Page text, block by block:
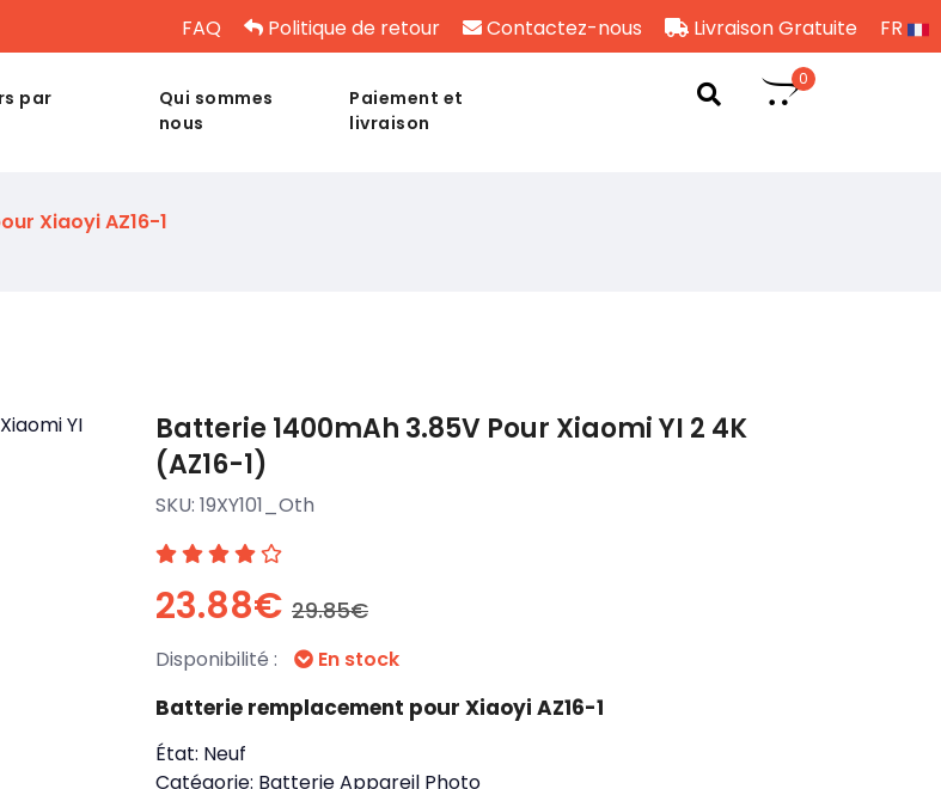
FAQ Politique de retour Contactez-nous Livraison Gratuite FR
par
Qui sommes
nous
Paiement et
livraison
0
Xiaoyi AZ16-1
Batterie 1400mAh 3.85V Pour Xiaomi YI 2 4K
(AZ16-1)
SKU: 19XY101_Oth
23.88€ 29.85€
Disponibilité : En stock
Batterie remplacement pour Xiaoyi AZ16-1
État: Neuf
Catégorie: Batterie Appareil Photo